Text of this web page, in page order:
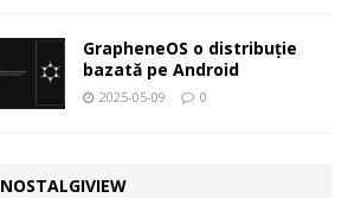
GrapheneOS o distribuție
bazată pe Android
2025-05-09 0
NOSTALGIVIEW